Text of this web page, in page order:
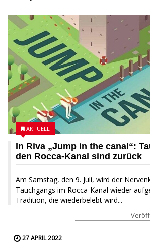
In Riva „Jump in the canal“:
den Rocca-Kanal sind zurück
Am Samstag, den 9. Juli, wird der
Tauchgangs im Rocca-Kanal wieder
Tradition, die wiederbelebt wird...
AKTUELL
27 APRIL 2022